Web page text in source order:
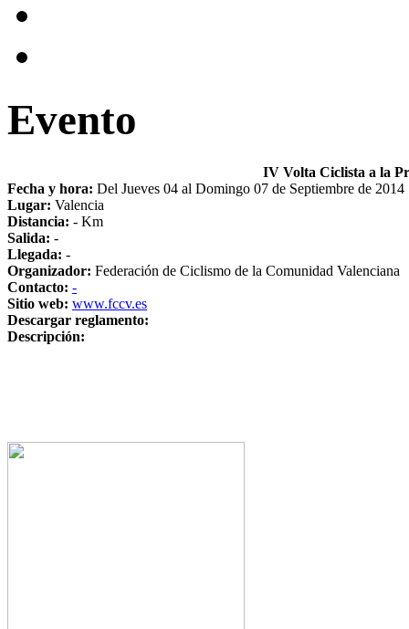
Evento
IV Volta Ciclista a la
Fecha y hora: Del Jueves 04 al Domingo 07 de Septiembre de 2014
Lugar: Valencia
Distancia: - Km
Salida: -
Llegada: -
Organizador: Federación de Ciclismo de la Comunidad Valenciana
Contacto: -
Sitio web: www.fccv.es
Descargar reglamento:
Descripción: